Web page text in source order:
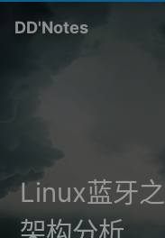
DD'Notes
Linux蓝牙